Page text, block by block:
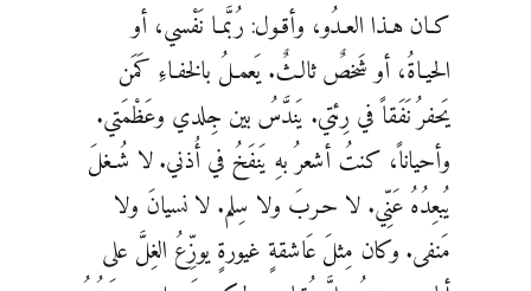
كـان هـذا العـدُو، وأقـول: رُبَّمـا نَفْسي، أو
الحيـاةُ، أو شَخصٌ ثالـثٌ. يَعمـلُ بالخفـاءِ كَمَن
يَحفرُ نَفَقاً في رِئتي. يَندَّسُ بين جِلدي وعَظْمَتي.
وأحياناً، كنتُ أشعرُ بهِ يَنفَخُ في أُذني. لا شُـغلَ
يُبعِدُهُ عَنِّي. لا حـربَ ولا سِلم. لا نسيانَ ولا
مَنفى. وكان مِثلَ عَاشقةٍ غيورةٍ يوزِّعُ الغِلَّ على